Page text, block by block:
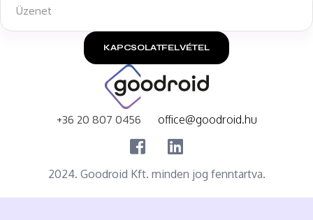
KAPCSOLATFELVÉTEL
+36 20 807 0456 office@goodroid.hu
2024. Goodroid Kft. minden jog fenntartva.